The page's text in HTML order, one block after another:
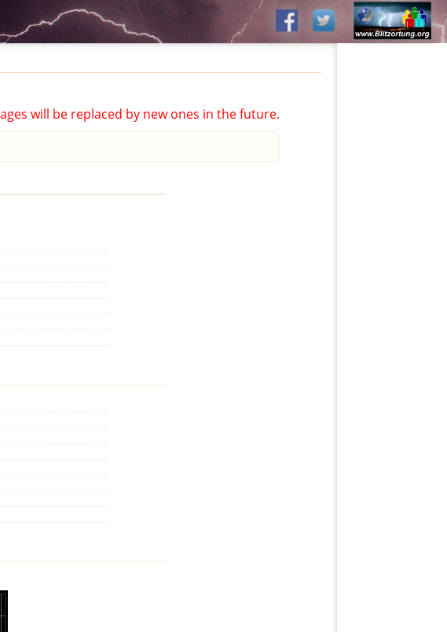
will be replaced by new ones in the future.